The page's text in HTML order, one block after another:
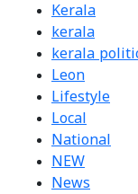
Kerala
kerala
kerala
Leon
Lifestyle
Local
National
NEW
News